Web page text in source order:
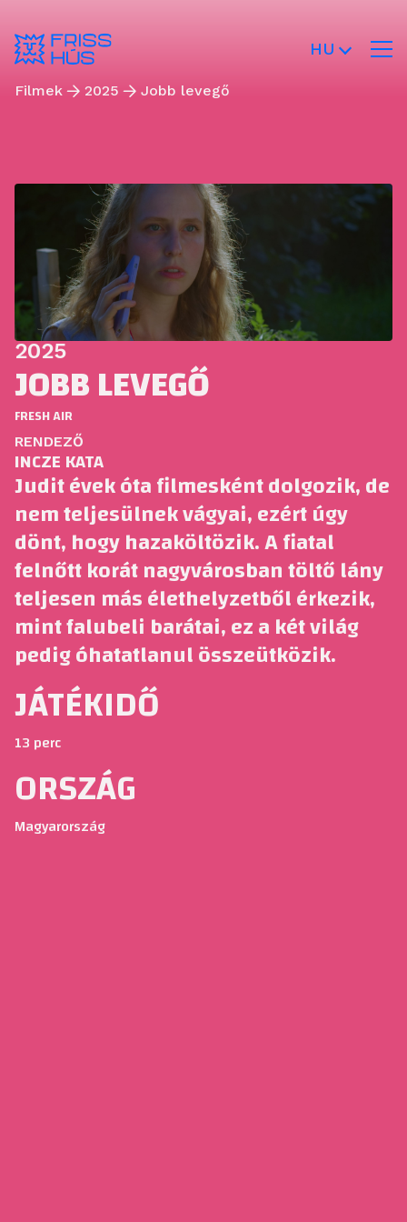
HU
Filmek 2025 Jobb levegő
2025
JOBB LEVEGŐ
FRESH AIR
RENDEZŐ
INCZE KATA
Judit évek óta filmesként dolgozik, de
nem teljesülnek vágyai, ezért úgy
dönt, hogy hazaköltözik. A fiatal
felnőtt korát nagyvárosban töltő lány
teljesen más élethelyzetből érkezik,
mint falubeli barátai, ez a két világ
pedig óhatatlanul összeütközik.
JÁTÉKIDŐ
13 perc
ORSZÁG
Magyarország